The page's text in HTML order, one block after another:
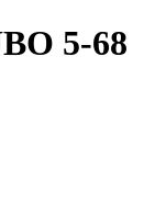
5-68